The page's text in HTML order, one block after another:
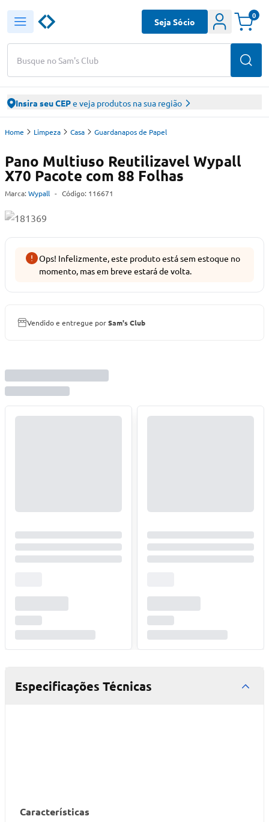
Busque no Sam's Club
Seja Sócio
0
Insira seu CEPe veja produtos na sua região
Home Limpeza Casa Guardanapos de Papel
Pano Multiuso Reutilizavel Wypall
X70 Pacote com 88 Folhas
Marca: Wypall - Código: 116671
Ops! Infelizmente, este produto está sem estoque no
momento, mas em breve estará de volta.
Vendido e entregue porSam's Club
Especificações Técnicas
Características